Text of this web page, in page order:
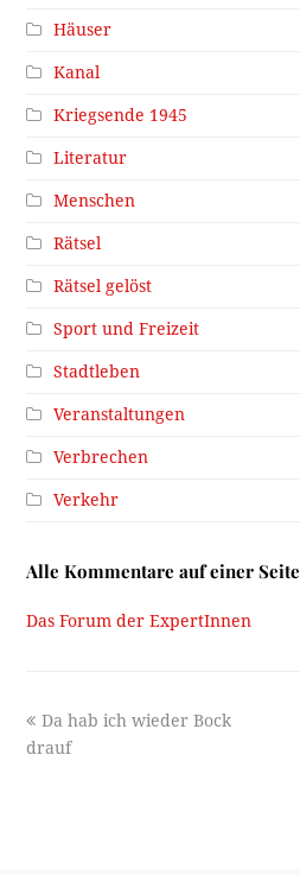
Häuser
Kanal
Kriegsende 1945
Literatur
Menschen
Rätsel
Rätsel gelöst
Sport und Freizeit
Stadtleben
Veranstaltungen
Verbrechen
Verkehr
Alle Kommentare auf einer Seite
Das Forum der ExpertInnen
previous
post:
Da hab ich wieder Bock
drauf